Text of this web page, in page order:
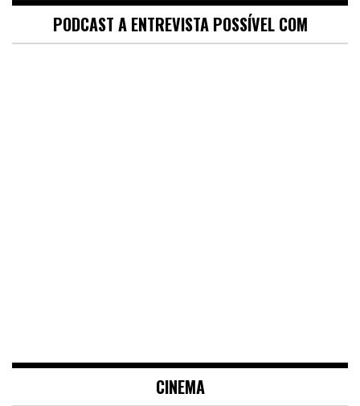
PODCAST A ENTREVISTA POSSÍVEL COM
CINEMA